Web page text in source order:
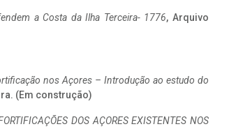
a Costa da Ilha Terceira- 1776, Arquivo
nos Açores – Introdução ao estudo do
(Em construção)
DOS AÇORES EXISTENTES NOS